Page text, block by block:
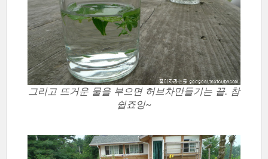
그리고 뜨거운 물을 부으면 허브차만들기는 끝. 참
쉽죠잉~